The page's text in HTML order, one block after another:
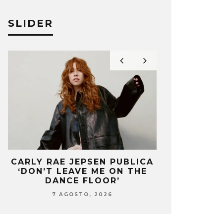
SLIDER
CARLY RAE JEPSEN PUBLICA
‘DON’T LEAVE ME ON THE
DANCE FLOOR’
7 AGOSTO, 2026